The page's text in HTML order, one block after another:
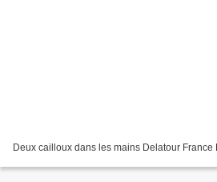
Deux cailloux dans les mains Delatour France